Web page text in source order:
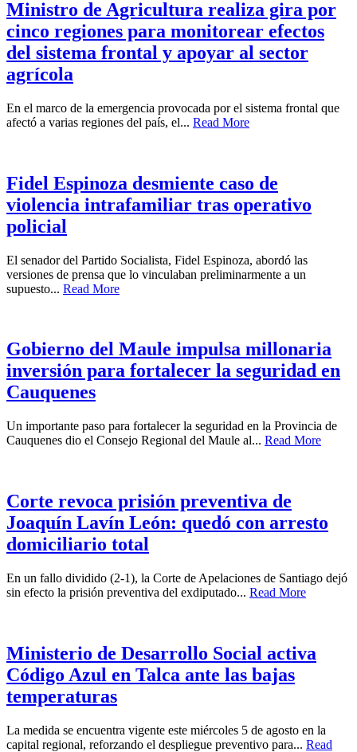
Ministro de Agricultura realiza gira por
cinco regiones para monitorear efectos
del sistema frontal y apoyar al sector
agrícola
En el marco de la emergencia provocada por el sistema frontal que
afectó a varias regiones del país, el... Read More
Fidel Espinoza desmiente caso de
violencia intrafamiliar tras operativo
policial
El senador del Partido Socialista, Fidel Espinoza, abordó las
versiones de prensa que lo vinculaban preliminarmente a un
supuesto... Read More
Gobierno del Maule impulsa millonaria
inversión para fortalecer la seguridad en
Cauquenes
Un importante paso para fortalecer la seguridad en la Provincia de
Cauquenes dio el Consejo Regional del Maule al... Read More
Corte revoca prisión preventiva de
Joaquín Lavín León: quedó con arresto
domiciliario total
En un fallo dividido (2-1), la Corte de Apelaciones de Santiago dejó
sin efecto la prisión preventiva del exdiputado... Read More
Ministerio de Desarrollo Social activa
Código Azul en Talca ante las bajas
temperaturas
La medida se encuentra vigente este miércoles 5 de agosto en la
capital regional, reforzando el despliegue preventivo para... Read